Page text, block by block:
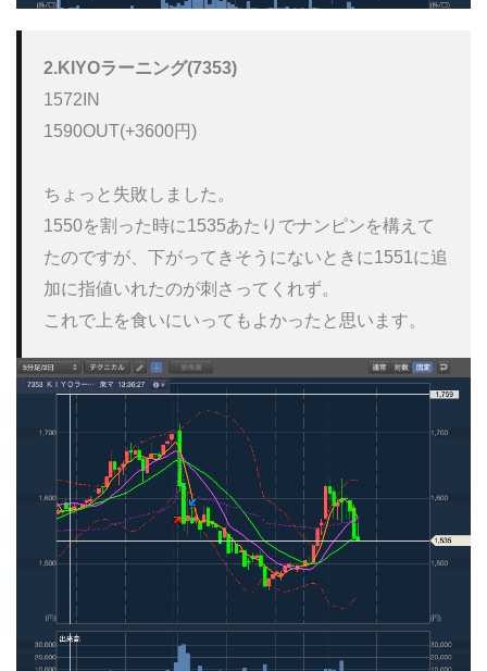
2.KIYOラーニング(7353)
1572IN
1590OUT(+3600円)
ちょっと失敗しました。
1550を割った時に1535あたりでナンピンを構えて
たのですが、下がってきそうにないときに1551に追
加に指値いれたのが刺さってくれず。
これで上を食いにいってもよかったと思います。